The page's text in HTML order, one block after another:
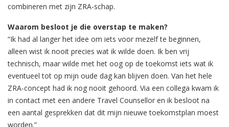
combineren met zijn ZRA-schap.
Waarom besloot je die overstap te maken?
“Ik had al langer het idee om iets voor mezelf te beginnen,
alleen wist ik nooit precies wat ik wilde doen. Ik ben vrij
technisch, maar wilde met het oog op de toekomst iets wat ik
eventueel tot op mijn oude dag kan blijven doen. Van het hele
ZRA-concept had ik nog nooit gehoord. Via een collega kwam ik
in contact met een andere Travel Counsellor en ik besloot na
een aantal gesprekken dat dit mijn nieuwe toekomstplan moest
worden.”